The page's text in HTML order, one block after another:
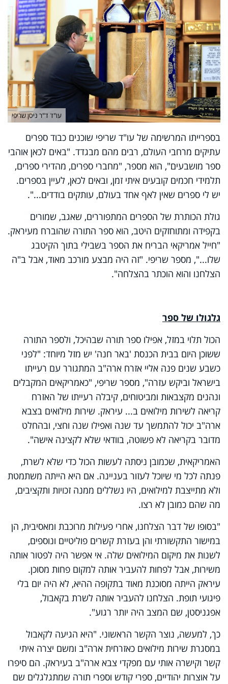
עו"ד ד"ר ניסן שריפי
בספרייתו המרשימה של עו"ד שריפי שוכנים כבוד ספרים
עתיקים מרחבי העולם, רבים מהם מבגדד. "באים לכאן אוהבי
ספר מושבעים", הוא מספר, "מחברי ספרים, מהדירי ספרים,
תלמידי חכמים קובעים איתי זמן, ובאים לכאן, לעיין בספרים.
יש לי ספרים שאין לאף אחד בעולם, עותקים בודדים...".
גולת הכותרת של הספרים המתפוררים, שאגב, שמורים
בקפידה ומתוחזקים היטב, הוא ספר התורה שהוברח מעיראק.
"חייל אמריקאי הבריח את הספר בשבילי בתוך הקיטבג
שלו...", מספר שריפי. "זה היה מבצע מורכב מאוד, אבל ב"ה
הצלחנו והוא הוכתר בהצלחה".
גלגולו של ספר
הכול תלוי במזל, אפילו ספר תורה שבהיכל, ולספר התורה
ששוכן היום בבית הכנסת 'באר חנה' יש מזל מיוחד: "לפני
כשבע שנים פנה אליי אזרח ארה"ב המתגורר עם רעייתו
בישראל וביקש עזרה", מספר שריפי, "כאמריקאים המקבלים
ונהנים מקצבאות ומביטוחים, קיבלה רעייתו של האזרח
קריאה לשירות מילואים ב... עיראק. שירות מילואים בצבא
ארה"ב יכול להתמשך עד שנה ואפילו שנה וחצי, ובהחלט
מדובר בקריאה לא פשוטה, בוודאי שלא לקצינה אישה".
האמריקאית, שכמובן ניסתה לעשות הכול כדי שלא לשרת,
פנתה לכל מי שיוכל לעזור בעניינה. אם היא הייתה משתמטת
ולא מתייצבת למילואים, היו נשללים ממנה זכויות ותקציבים,
מה שהם כמובן לא רצו.
"בסופו של דבר הצלחנו, אחרי פעילות מרוכבת ומאסיבית, הן
במישור התקשורתי והן בעזרת קשרים פוליטיים ונוספים,
לשנות את מיקום המילואים שלה. אי אפשר היה לפטור אותה
משירות, אבל לפחות להעביר אותה למקום פחות מסוכן.
עיראק הייתה מסוכנת מאוד בתקופה ההיא, לא היה יום בלי
פיגועי תופת. הצלחנו להעביר אותה לשרת בקאבול,
אפגניסטן, שם המצב היה יותר רגוע".
כך, למעשה, נוצר הקשר הראשוני. "היא הגיעה לקאבול
במסגרת שירות מילואים כאזרחית ארה"ב ומשם יצרה איתי
קשר וקישרה אותי עם מפקדי צבא ארה"ב בעיראק. הם סיפרו
על אוצרות יהודיים, ספרי קודש וספרי תורה שמתגלגלים שם